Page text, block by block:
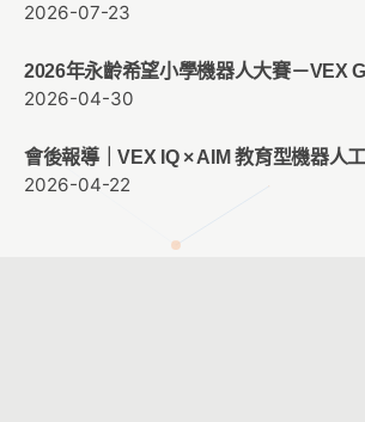
2026-07-23
2026年永齡希望小學機器人大賽－VEX
2026-04-30
會後報導｜VEX IQ × AIM 教育型機器人
2026-04-22